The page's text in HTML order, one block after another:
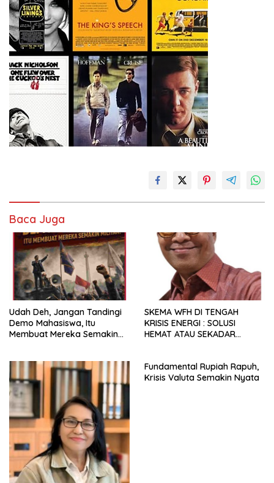
Baca Juga
Udah Deh, Jangan Tandingi
Demo Mahasiswa, Itu
Membuat Mereka Semakin
SKEMA WFH DI TENGAH
KRISIS ENERGI : SOLUSI
HEMAT ATAU SEKADAR
Fundamental Rupiah Rapuh,
Krisis Valuta Semakin Nyata